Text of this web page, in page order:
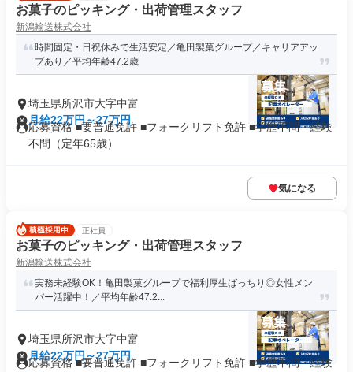
お菓子のピッキング・出荷管理スタッフ
新潟輸送株式会社
時間固定・日祝休みで生活安定／亀田製菓グループ／キャリアアッ
プあり／平均年齢47.2歳
埼玉県所沢市大字中富
月給22万円～27万円
応募資格 ■要普通免許 ■フォークリフト免許 ■学歴不問・経験
不問（定年65歳）
気になる
正社員
お菓子のピッキング・出荷管理スタッフ
新潟輸送株式会社
実務未経験OK！亀田製菓グループで福利厚生ばっちり◎女性メン
バー活躍中！／平均年齢47.2...
埼玉県所沢市大字中富
月給22万円～27万円
応募資格 ■要普通免許 ■フォークリフト免許 ■学歴不問・経験